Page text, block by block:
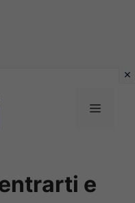
MENU
e